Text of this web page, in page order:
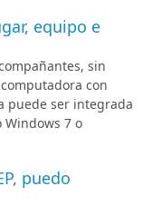
equipo e
sin
con
puede ser integrada
Windows 7 o
puedo